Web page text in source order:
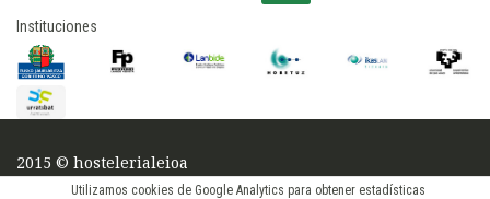
Utilizamos cookies de Google Analytics para obtener estadísticas
Instituciones
2015 © hostelerialeioa